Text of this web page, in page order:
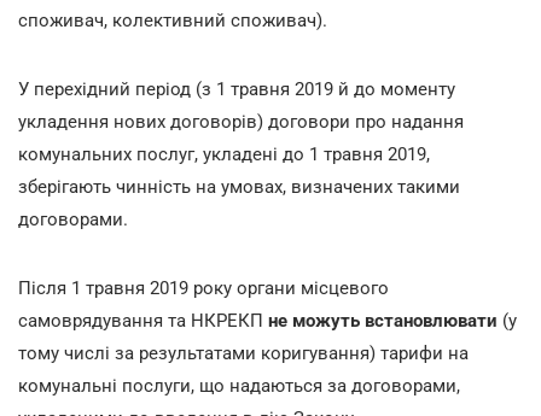
споживач, колективний споживач).
У перехідний період (з 1 травня 2019 й до моменту
укладення нових договорів) договори про надання
комунальних послуг, укладені до 1 травня 2019,
зберігають чинність на умовах, визначених такими
договорами.
Після 1 травня 2019 року органи місцевого
самоврядування та НКРЕКП не можуть встановлювати (у
тому числі за результатами коригування) тарифи на
комунальні послуги, що надаються за договорами,